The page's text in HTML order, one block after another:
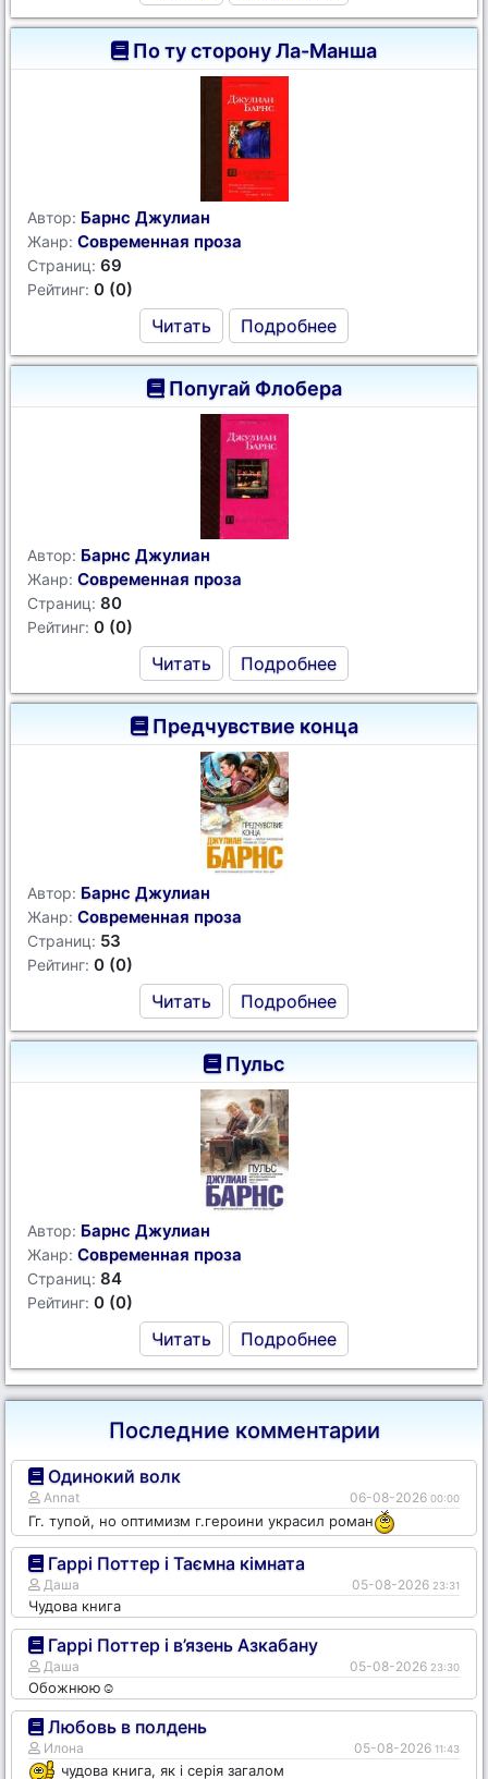
По ту сторону Ла-Манша
Автор: Барнс Джулиан
Жанр: Современная проза
Страниц: 69
Рейтинг: 0 (0)
Читать Подробнее
Попугай Флобера
Автор: Барнс Джулиан
Жанр: Современная проза
Страниц: 80
Рейтинг: 0 (0)
Читать Подробнее
Предчувствие конца
Автор: Барнс Джулиан
Жанр: Современная проза
Страниц: 53
Рейтинг: 0 (0)
Читать Подробнее
Пульс
Автор: Барнс Джулиан
Жанр: Современная проза
Страниц: 84
Рейтинг: 0 (0)
Читать Подробнее
Последние комментарии
Одинокий волк
Annat 06-08-2026 00:00
Гг. тупой, но оптимизм г.героини украсил роман
Гаррі Поттер і Таємна кімната
Даша 05-08-2026 23:31
Чудова книга
Гаррі Поттер і в’язень Азкабану
Даша 05-08-2026 23:30
Обожнюю☺️
Любовь в полдень
Илона 05-08-2026 11:43
чудова книга, як і серія загалом